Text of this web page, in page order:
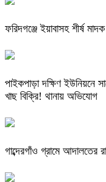
ফরিদগঞ্জে ইয়াবাসহ শীর্ষ
পাইকপাড়া দক্ষিণ ইউনিয়নে
খাছ বিক্রি! থানায় অভিযোগ
গাব্দেরগাঁও গ্রামে আদালতের